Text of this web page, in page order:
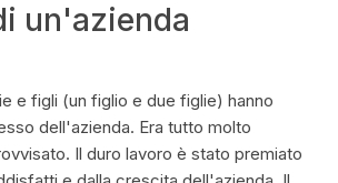
un'azienda
e figli (un figlio e due figlie) hanno
dell'azienda. Era tutto molto
Il duro lavoro è stato premiato